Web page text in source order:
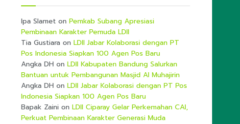
Ipa Slamet on Pemkab Subang Apresiasi
Pembinaan Karakter Pemuda LDII
Tia Gustiara on LDII Jabar Kolaborasi dengan PT
Pos Indonesia Siapkan 100 Agen Pos Baru
Angka DH on LDII Kabupaten Bandung Salurkan
Bantuan untuk Pembangunan Masjid Al Muhajirin
Angka DH on LDII Jabar Kolaborasi dengan PT Pos
Indonesia Siapkan 100 Agen Pos Baru
Bapak Zaini on LDII Ciparay Gelar Perkemahan CAI,
Perkuat Pembinaan Karakter Generasi Muda